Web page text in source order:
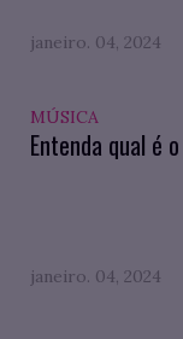
janeiro. 04, 2024
MÚSICA
Entenda qual é
janeiro. 04, 2024